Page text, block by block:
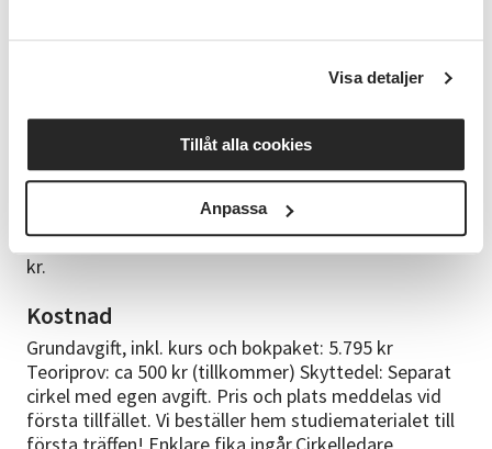
Visa detaljer
Tillåt alla cookies
Anpassa
med BankID. Ett godkänt teoriprov är giltigt utan
eller begränsade kunskaper i svenska språket, finns
möjlighet till viss anpassning. Meddela cirkelledaren
om behov finns i god tid före provtillfället. (Vi
Jägarskolan, Svenska Jägarförbundets bokpaket 995
kr.
Kostnad
Grundavgift, inkl. kurs och bokpaket: 5.795 kr
Teoriprov: ca 500 kr (tillkommer) Skyttedel: Separat
cirkel med egen avgift. Pris och plats meddelas vid
första tillfället. Vi beställer hem studiematerialet till